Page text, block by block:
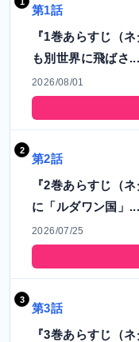
第1話
『1巻あらすじ（
も別世界に飛ばさ...
2026/08/01
第2話
『2巻あらすじ（
に「ルダワン国」...
2026/07/25
第3話
『3巻あらすじ（